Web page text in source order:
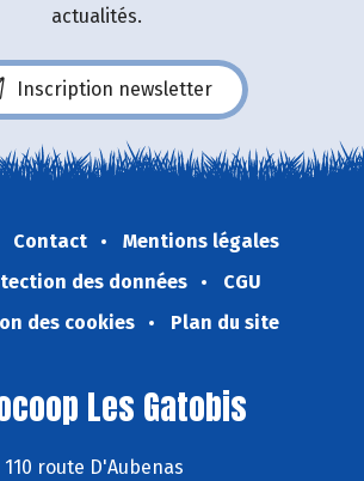
actualités.
Inscription newsletter
Contact
Mentions légales
des données
CGU
des cookies
Plan du site
Les Gatobis
110 route D'Aubenas